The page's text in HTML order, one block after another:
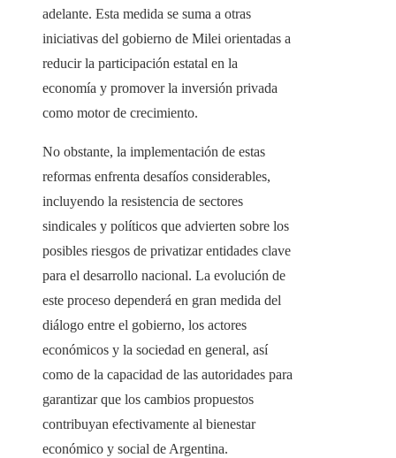
adelante. Esta medida se suma a otras
iniciativas del gobierno de Milei orientadas a
reducir la participación estatal en la
economía y promover la inversión privada
como motor de crecimiento.
No obstante, la implementación de estas
reformas enfrenta desafíos considerables,
incluyendo la resistencia de sectores
sindicales y políticos que advierten sobre los
posibles riesgos de privatizar entidades clave
para el desarrollo nacional. La evolución de
este proceso dependerá en gran medida del
diálogo entre el gobierno, los actores
económicos y la sociedad en general, así
como de la capacidad de las autoridades para
garantizar que los cambios propuestos
contribuyan efectivamente al bienestar
económico y social de Argentina.